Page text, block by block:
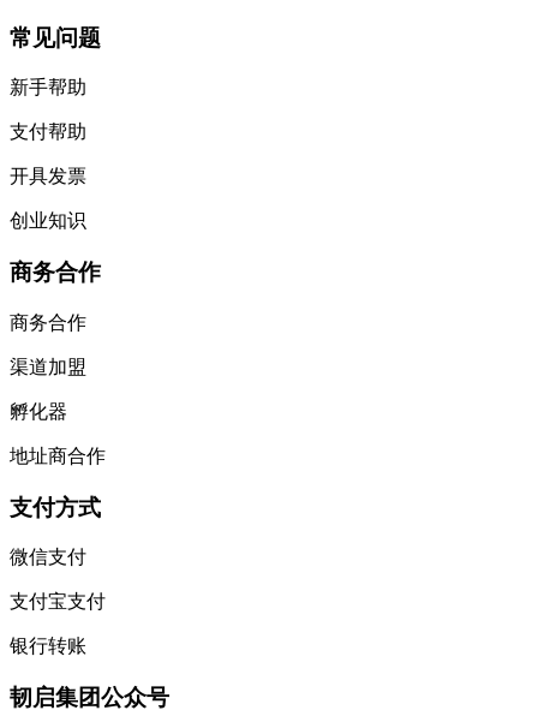
常见问题
新手帮助
支付帮助
开具发票
创业知识
商务合作
商务合作
渠道加盟
孵化器
地址商合作
支付方式
微信支付
支付宝支付
银行转账
韧启集团公众号